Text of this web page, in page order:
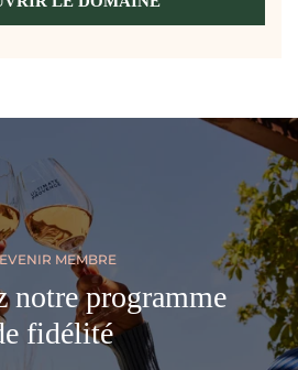
MEMBRE
notre programme
fidélité